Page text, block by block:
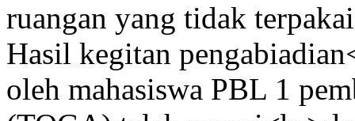
ruangan yang tidak
Hasil kegitan
oleh mahasiswa PBL 1